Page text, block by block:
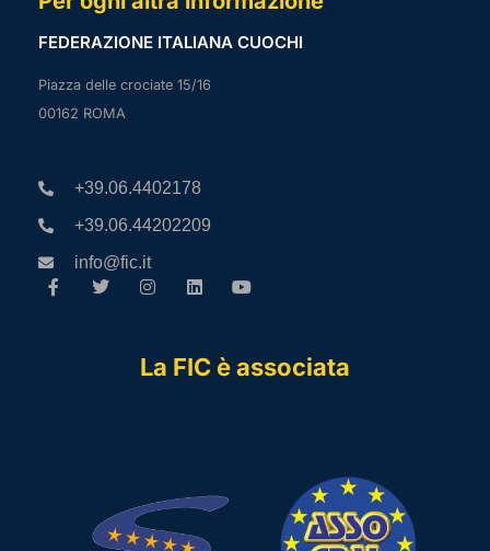
FEDERAZIONE ITALIANA CUOCHI
Piazza delle crociate 15/16
00162 ROMA
+39.06.4402178
+39.06.44202209
info@fic.it
La FIC è associata